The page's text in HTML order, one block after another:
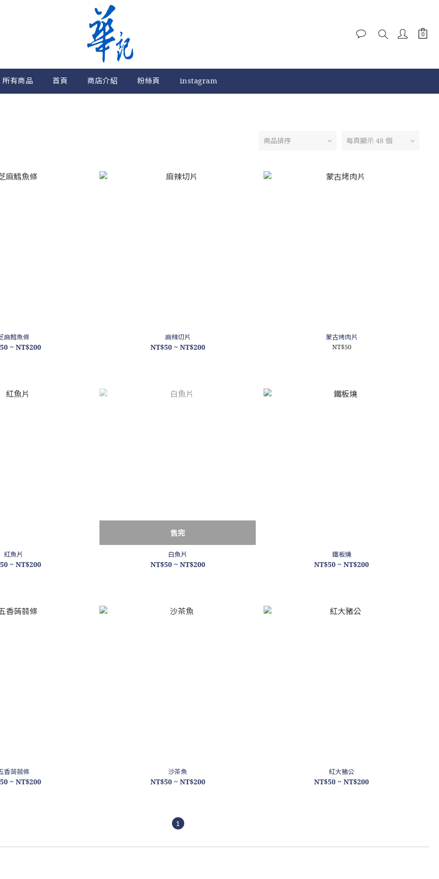
所有商品 首頁 商店介紹 粉絲頁 instagram
商品排序 每頁顯示 48 個
麻鱈魚條
~ NT$200
麻辣切片
NT$50 ~ NT$200
蒙古烤肉片
NT$50
紅魚片
~ NT$200
售完
白魚片
NT$50 ~ NT$200
鐵板燒
NT$50 ~ NT$200
香蒟蒻條
~ NT$200
沙茶魚
NT$50 ~ NT$200
紅大豬公
NT$50 ~ NT$200
1